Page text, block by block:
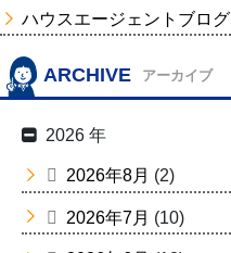
ハウスエージェントブログ
ARCHIVE アーカイブ
2026 年
2026年8月 (2)
2026年7月 (10)